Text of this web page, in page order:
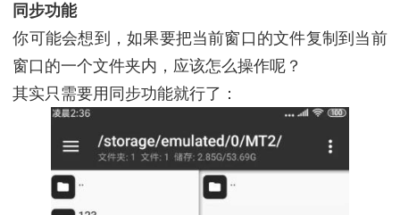
同步功能
你可能会想到，如果要把当前窗口的文件复制到当前
窗口的一个文件夹内，应该怎么操作呢？
其实只需要用同步功能就行了：